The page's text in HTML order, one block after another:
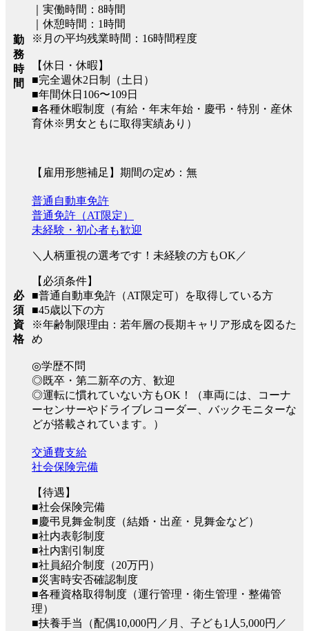
勤
務
時
間
｜実働時間：8時間
｜休憩時間：1時間
※月の平均残業時間：16時間程度
【休日・休暇】
■完全週休2日制（土日）
■年間休日106〜109日
■各種休暇制度（有給・年末年始・慶弔・特別・産休
育休※男女ともに取得実績あり）
【雇用形態補足】期間の定め：無
必
須
資
格
普通自動車免許
普通免許（AT限定）
未経験・初心者も歓迎
＼人柄重視の選考です！未経験の方もOK／
【必須条件】
■普通自動車免許（AT限定可）を取得している方
■45歳以下の方
※年齢制限理由：若年層の長期キャリア形成を図るた
め
◎学歴不問
◎既卒・第二新卒の方、歓迎
◎運転に慣れていない方もOK！（車両には、コーナ
ーセンサーやドライブレコーダー、バックモニターな
どが搭載されています。）
交通費支給
社会保険完備
【待遇】
■社会保険完備
■慶弔見舞金制度（結婚・出産・見舞金など）
■社内表彰制度
■社内割引制度
■社員紹介制度（20万円）
■災害時安否確認制度
■各種資格取得制度（運行管理・衛生管理・整備管
理）
■扶養手当（配偶10,000円／月、子ども1人5,000円／